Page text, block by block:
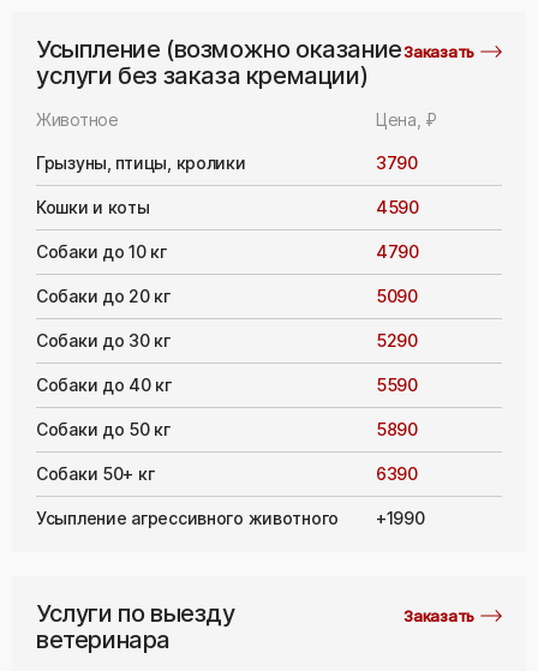
Усыпление (возможно оказание
услуги без заказа кремации)
Заказать
Животное Цена, ₽
Грызуны, птицы, кролики 3790
Кошки и коты 4590
Собаки до 10 кг 4790
Собаки до 20 кг 5090
Собаки до 30 кг 5290
Собаки до 40 кг 5590
Собаки до 50 кг 5890
Собаки 50+ кг 6390
Усыпление агрессивного животного +1990
Услуги по выезду
ветеринара
Заказать